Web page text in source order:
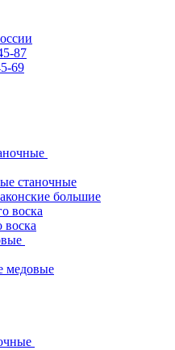
87
69
станочные
большие
воска
воска
медовые